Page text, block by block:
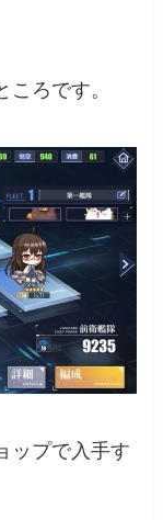
ろです。
ップで入手す